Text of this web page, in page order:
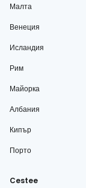
Малта
Венеция
Исландия
Рим
Майорка
Албания
Кипър
Порто
Cestee